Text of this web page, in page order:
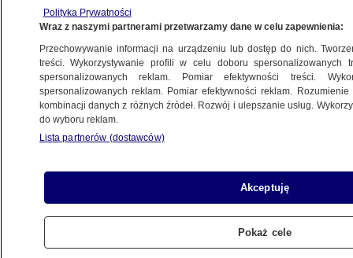
programem "Rodzina 500 plus"
Ustalenia szczytu w Paryżu a polski
węgiel
MF: w 2015 r. deficyt może lekko
przekroczyć 3 proc. PKB
Polityka Prywatności
Wraz z naszymi partnerami przetwarzamy dane w celu zapewnienia:
Przechowywanie informacji na urządzeniu lub dostęp do nich.
treści. Wykorzystywanie profili w celu doboru spersonalizowanych
spersonalizowanych reklam. Pomiar efektywności treści.
spersonalizowanych reklam. Pomiar efektywności reklam.
kombinacji danych z różnych źródeł. Rozwój i ulepszanie usług.
do wyboru reklam.
Lista partnerów (dostawców)
Akceptuję
Pokaż cele